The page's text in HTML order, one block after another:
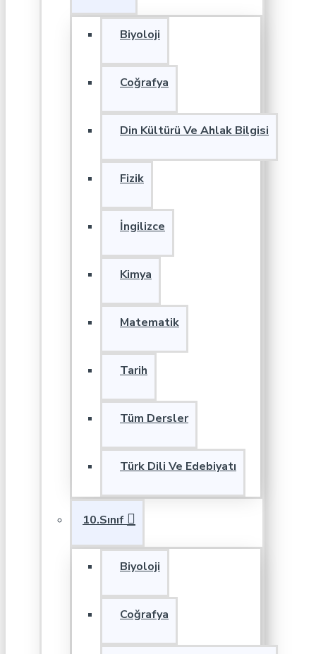
Biyoloji
Coğrafya
Din Kültürü Ve Ahlak Bilgisi
Fizik
İngilizce
Kimya
Matematik
Tarih
Tüm Dersler
Türk Dili Ve Edebiyatı
10.Sınıf
Biyoloji
Coğrafya